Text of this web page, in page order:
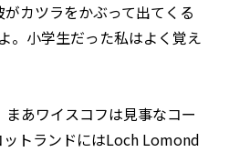
カツラをかぶって出てくる
。小学生だった私はよく覚え
あワイスコフは見事なコー
ットランドにはLoch Lomond